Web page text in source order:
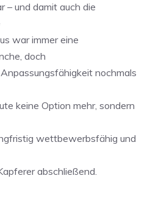
– und damit auch die
war immer eine
doch
nochmals
keine Option mehr, sondern
wettbewerbsfähig und
abschließend.